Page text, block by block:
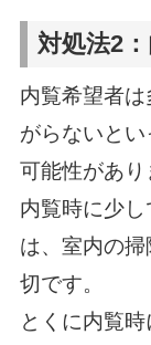
対処法2
内覧希望者
がらないと
可能性があり
内覧時に少
は、室内の
切です。
とくに内覧